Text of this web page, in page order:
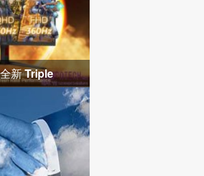
新 Triple
器